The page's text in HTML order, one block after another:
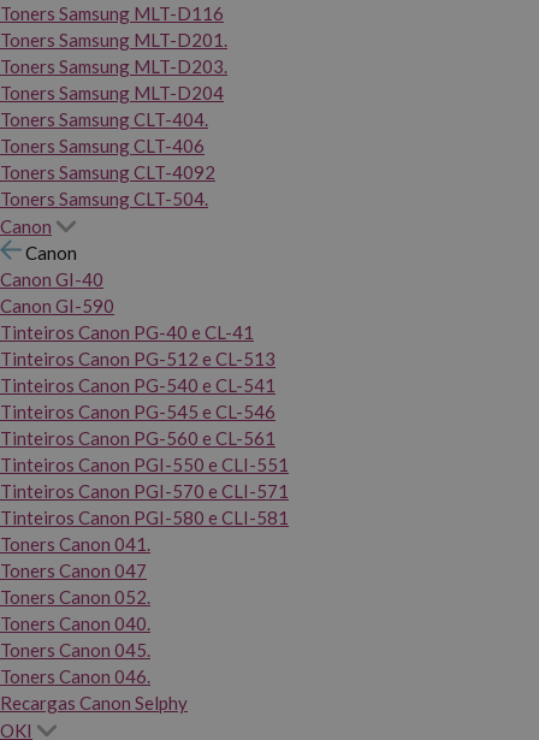
Toners Samsung MLT-D116
Toners Samsung MLT-D201.
Toners Samsung MLT-D203.
Toners Samsung MLT-D204
Toners Samsung CLT-404.
Toners Samsung CLT-406
Toners Samsung CLT-4092
Toners Samsung CLT-504.
Canon
Canon
Canon GI-40
Canon GI-590
Tinteiros Canon PG-40 e CL-41
Tinteiros Canon PG-512 e CL-513
Tinteiros Canon PG-540 e CL-541
Tinteiros Canon PG-545 e CL-546
Tinteiros Canon PG-560 e CL-561
Tinteiros Canon PGI-550 e CLI-551
Tinteiros Canon PGI-570 e CLI-571
Tinteiros Canon PGI-580 e CLI-581
Toners Canon 041.
Toners Canon 047
Toners Canon 052.
Toners Canon 040.
Toners Canon 045.
Toners Canon 046.
Recargas Canon Selphy
OKI